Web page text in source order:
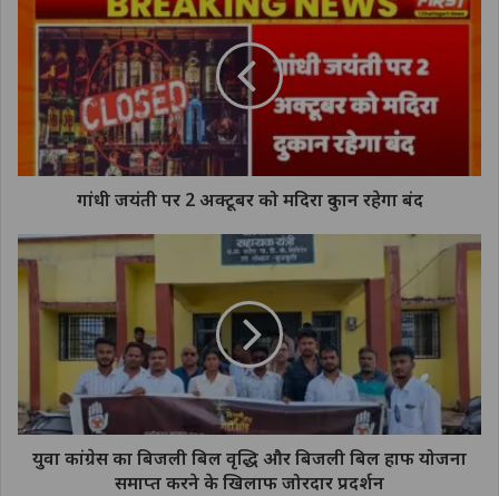
गांधी जयंती पर 2 अक्टूबर को मदिरा दुकान रहेगा बंद
युवा कांग्रेस का बिजली बिल वृद्धि और बिजली बिल हाफ योजना
समाप्त करने के खिलाफ जोरदार प्रदर्शन